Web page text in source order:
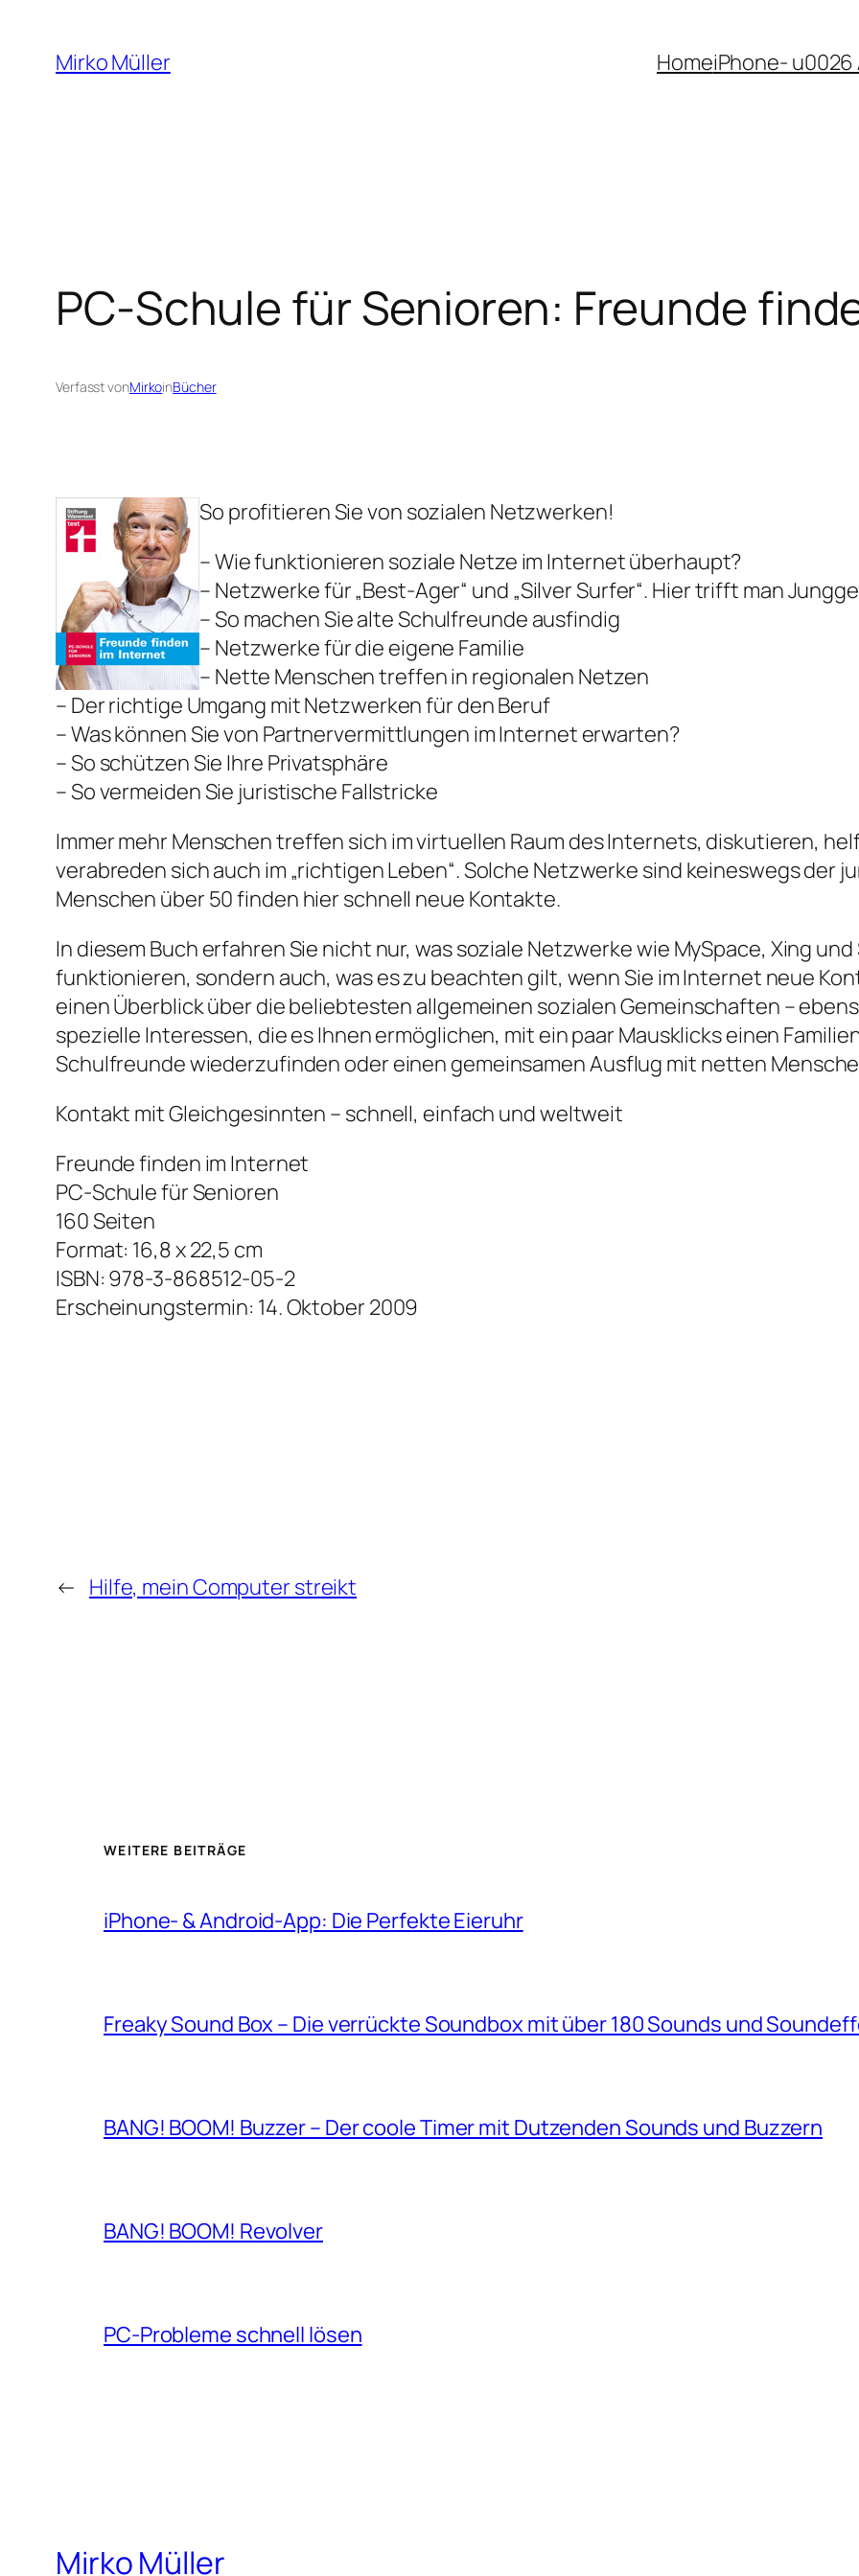
Inhalt
springen
Mirko Müller HomeiPhone-
PC-Schule für Senioren: Freunde
Verfasst vonMirkoinBücher
So profitieren Sie von sozialen Netzwerken!
– Wie funktionieren soziale Netze im Internet überhaupt?
– Netzwerke für „Best-Ager“ und „Silver Surfer“. Hier trifft man
– So machen Sie alte Schulfreunde ausfindig
– Netzwerke für die eigene Familie
– Nette Menschen treffen in regionalen Netzen
– Der richtige Umgang mit Netzwerken für den Beruf
– Was können Sie von Partnervermittlungen im Internet erwarten?
– So schützen Sie Ihre Privatsphäre
– So vermeiden Sie juristische Fallstricke
Immer mehr Menschen treffen sich im virtuellen Raum des Internets, diskutieren,
verabreden sich auch im „richtigen Leben“. Solche Netzwerke sind keineswegs der
Menschen über 50 finden hier schnell neue Kontakte.
In diesem Buch erfahren Sie nicht nur, was soziale Netzwerke wie MySpace, Xing
funktionieren, sondern auch, was es zu beachten gilt, wenn Sie im Internet neue
einen Überblick über die beliebtesten allgemeinen sozialen Gemeinschaften –
spezielle Interessen, die es Ihnen ermöglichen, mit ein paar Mausklicks einen
Schulfreunde wiederzufinden oder einen gemeinsamen Ausflug mit netten
Kontakt mit Gleichgesinnten – schnell, einfach und weltweit
Freunde finden im Internet
PC-Schule für Senioren
160 Seiten
Format: 16,8 x 22,5 cm
ISBN: 978-3-868512-05-2
Erscheinungstermin: 14. Oktober 2009
← Hilfe, mein Computer streikt
WEITERE BEITRÄGE
iPhone- & Android-App: Die Perfekte Eieruhr
Freaky Sound Box – Die verrückte Soundbox mit über 180 Sounds und
BANG! BOOM! Buzzer – Der coole Timer mit Dutzenden Sounds und Buzzern
BANG! BOOM! Revolver
PC-Probleme schnell lösen
Mirko Müller